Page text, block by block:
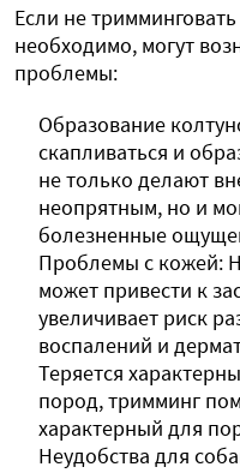
Если не
необходимо, могут
проблемы:
Образование
скапливаться и
не только делают
неопрятным, но и
болезненные
Проблемы с кожей:
может привести к
увеличивает риск
воспалений и
Теряется
пород, тримминг
характерный для
Неудобства для